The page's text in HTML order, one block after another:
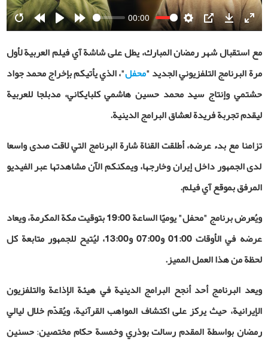
Restart Rewind Play Forward
00:00
SettingsPIP Download
مع استقبال شهر رمضان المبارك، يطل على شاشة آي فيلم العربية لأول
مرة البرنامج التلفزيوني الجديد "محفل"، الذي يأتيكم بإخراج محمد جواد
حشتمي وإنتاج سيد محمد حسين هاشمي كلبايكاني، مدبلجا للعربية
ليقدم تجربة فريدة لعشاق البرامج الدينية.
تزامنا مع بدء عرضه، أطلقت القناة شارة البرنامج التي لاقت صدى واسعا
لدى الجمهور داخل إيران وخارجها، ويمكنكم الآن مشاهدتها عبر الفيديو
المرفق بموقع آي فيلم.
ويُعرض برنامج "محفل"
يوميًا الساعة 19:00 بتوقيت مكة المكرمة، ويعاد
عرضه في الأوقات 01:00 و07:00 و13:00، ليُتيح للجمهور متابعة كل
لحظة من هذا العمل المميز.
ويعد البرنامج أحد أنجح البرامج الدينية في هيئة الإذاعة والتلفزيون
الإيرانية، حيث يركز على اكتشاف المواهب القرآنية، ويُقدّم خلال ليالي
رمضان بواسطة المقدم رسالت بوذري وخمسة حكام مختصين:حسنين